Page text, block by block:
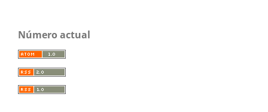
Número actual